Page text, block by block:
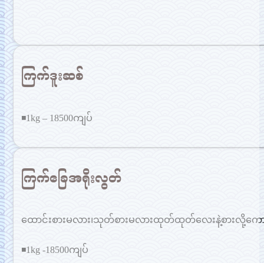
ကြက်ဒူးဆစ်
◾1kg – 18500ကျပ်
ကြက်ခြေအရိုးလွတ်
ထောင်းစားမလား၊သုတ်စားမလားထုတ်ထုတ်လေးနဲ့စားလို့ကေ
◾1kg -18500ကျပ်